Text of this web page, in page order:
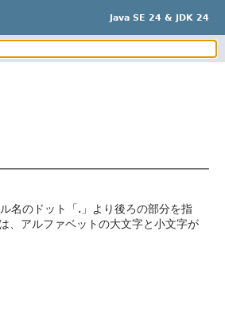
Java SE 24 & JDK 24
名のドット「.」より後ろの部分を指
、アルファベットの大文字と小文字が